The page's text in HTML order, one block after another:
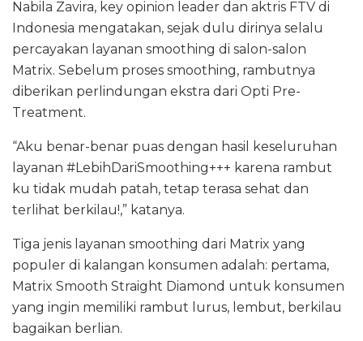
Nabila Zavira, key opinion leader dan aktris FTV di
Indonesia mengatakan, sejak dulu dirinya selalu
percayakan layanan smoothing di salon-salon
Matrix. Sebelum proses smoothing, rambutnya
diberikan perlindungan ekstra dari Opti Pre-
Treatment.
“Aku benar-benar puas dengan hasil keseluruhan
layanan #LebihDariSmoothing+++ karena rambut
ku tidak mudah patah, tetap terasa sehat dan
terlihat berkilau!,” katanya.
Tiga jenis layanan smoothing dari Matrix yang
populer di kalangan konsumen adalah: pertama,
Matrix Smooth Straight Diamond untuk konsumen
yang ingin memiliki rambut lurus, lembut, berkilau
bagaikan berlian.